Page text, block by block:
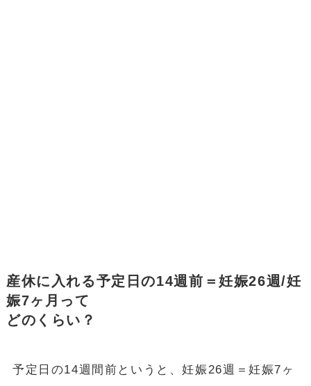
産休に入れる予定日の14週前＝妊娠26週/妊
娠7ヶ月 って
どのくらい？
予定日の14週間前というと、妊娠26週＝妊娠7ヶ